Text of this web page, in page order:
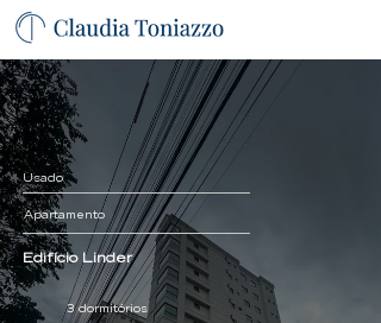
Usado
Apartamento
Edifício Linder
3 dormitórios